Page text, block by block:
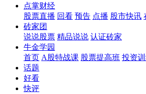
点掌财经
股票直播 回看 预告 点播 股市快讯
砖家团
说说股票 精品说说 认证砖家
牛金学园
首页 A股特战课 股票提高班 投资
话题
好看
快评